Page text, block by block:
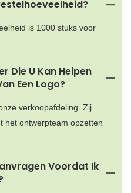
is 1000 stuks voor
Die U Kan Helpen
Een Logo?
verkoopafdeling. Zij
het ontwerpteam opzetten
Voordat Ik